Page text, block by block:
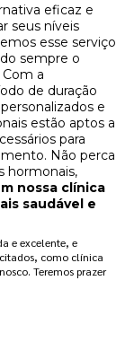
eficaz e
seus níveis
esse serviço
sempre o
a
de duração
e
estão aptos a
para
Não perca
hormonais,
nossa clínica
saudável e
e excelente, e
como clínica
Teremos prazer